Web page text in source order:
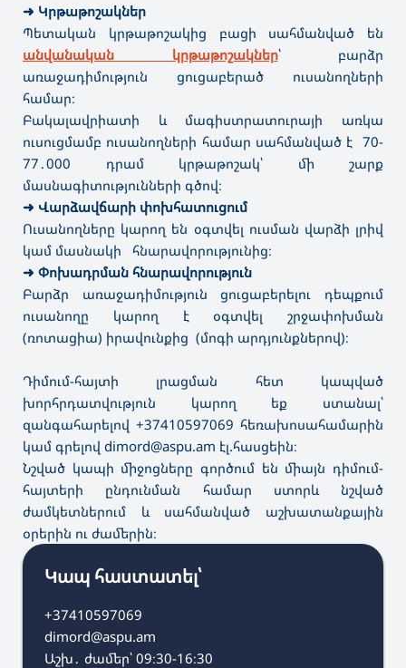
➜ Կրթաթոշակներ
Պետական կրթաթոշակից բացի սահմանված են
անվանական կրթաթոշակներ՝ բարձր
առաջադիմություն ցուցաբերած ուսանողների
համար։
Բակալավրիատի և մագիստրատուրայի առկա
ուսուցմամբ ուսանողների համար սահմանված է 70-
77․000 դրամ կրթաթոշակ՝ մի շարք
մասնագիտությունների գծով։
➜ Վարձավճարի փոխհատուցում
Ուսանողները կարող են օգտվել ուսման վարձի լրիվ
կամ մասնակի հնարավորությունից։
➜ Փոխադրման հնարավորություն
Բարձր առաջադիմություն ցուցաբերելու դեպքում
ուսանողը կարող է օգտվել շրջափոխման
(ռոտացիա) իրավունքից (մոգի արդյունքներով)։
Դիմում-հայտի լրացման հետ կապված
խորհրդատվություն կարող եք ստանալ՝
զանգահարելով +37410597069 հեռախոսահամարին
կամ գրելով dimord@aspu.am էլ.հասցեին։
Նշված կապի միջոցները գործում են միայն դիմում-
հայտերի ընդունման համար ստորև նշված
ժամկետներում և սահմանված աշխատանքային
օրերին ու ժամերին։
Կապ հաստատել՝
+37410597069
dimord@aspu.am
Աշխ․ ժամեր՝ 09։30-16։30